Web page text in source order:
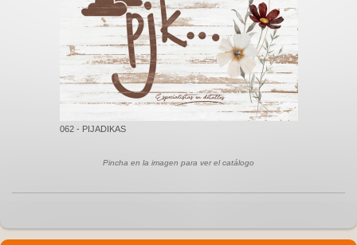
062 - PIJADIKAS
Pincha en la imagen para ver el catálogo